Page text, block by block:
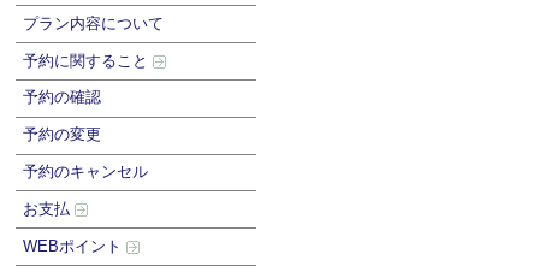
プラン内容について
予約に関すること
予約の確認
予約の変更
予約のキャンセル
お支払
WEBポイント